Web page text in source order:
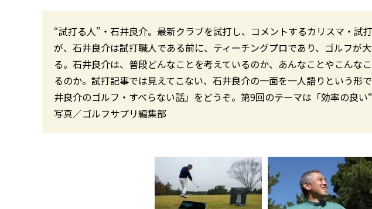
“試打る人”・石井良介。最新クラブを試打し、コメントするカリスマ・試
が、石井良介は試打職人である前に、ティーチングプロであり、ゴルフが
る。石井良介は、普段どんなことを考えているのか、あんなことやこんな
るのか。試打記事では見えてこない、石井良介の一面を一人語りという形
井良介のゴルフ・すべらない話」をどうぞ。第9回のテーマは「効率の良い“
写真／ゴルフサプリ編集部